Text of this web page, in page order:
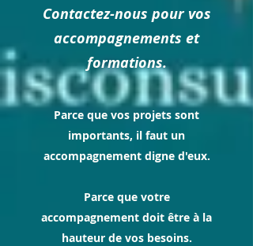
Contactez-nous pour vos
accompagnements et
formations.
Parce que vos projets sont
importants, il faut un
accompagnement digne d'eux.
Parce que votre
accompagnement doit être à la
hauteur de vos besoins.